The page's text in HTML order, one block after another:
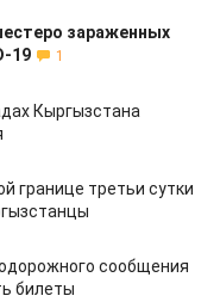
зараженных
19
1
Кыргызстана
границе третьи сутки
сообщения
билеты